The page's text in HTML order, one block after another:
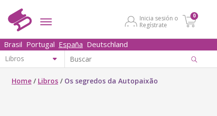
Inicia sesión o
Regístrate
0
Brasil Portugal España Deutschland
Home / Libros / Os segredos da Autopaixão